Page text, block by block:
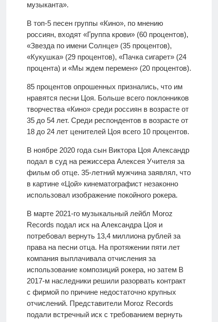
музыканта».
В топ-5 песен группы «Кино», по мнению
россиян, входят «Группа крови» (60 процентов),
«Звезда по имени Солнце» (35 процентов),
«Кукушка» (29 процентов), «Пачка сигарет» (24
процента) и «Мы ждем перемен» (20 процентов).
85 процентов опрошенных признались, что им
нравятся песни Цоя. Больше всего поклонников
творчества «Кино» среди россиян в возрасте от
35 до 54 лет. Среди респондентов в возрасте от
18 до 24 лет ценителей Цоя всего 10 процентов.
В ноябре 2020 года сын Виктора Цоя Александр
подал в суд на режиссера Алексея Учителя за
фильм об отце. 35-летний мужчина заявлял, что
в картине «Цой» кинематографист незаконно
использовал изображение покойного рокера.
В марте 2021-го музыкальный лейбл Moroz
Records подал иск на Александра Цоя и
потребовал вернуть 13,4 миллиона рублей за
права на песни отца. На протяжении пяти лет
компания выплачивала отчисления за
использование композиций рокера, но затем В
2017-м наследники решили разорвать контракт
с фирмой по причине недостаточно крупных
отчислений. Представители Moroz Records
подали встречный иск с требованием вернуть